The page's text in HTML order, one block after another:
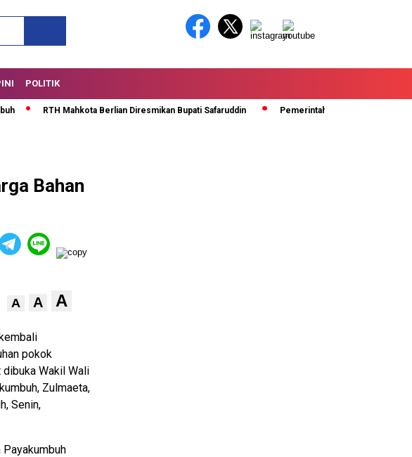
POLITIK
RTH Mahkota Berlian Diresmikan Bupati Safaruddin Pemerintah Kabupaten Lima Puluh
Bahan
A A A
pokok
Wakil Wali
Zulmaeta,
Senin,